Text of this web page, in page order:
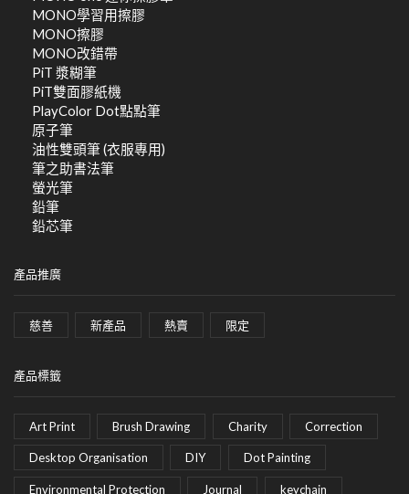
MONO學習用擦膠
MONO擦膠
MONO改錯帶
PiT 漿糊筆
PiT雙面膠紙機
PlayColor Dot點點筆
原子筆
油性雙頭筆 (衣服專用)
筆之助書法筆
螢光筆
鉛筆
鉛芯筆
產品推廣
慈善 新產品 熱賣 限定
產品標籤
Art Print Brush Drawing Charity Correction
Desktop Organisation DIY Dot Painting
Environmental Protection Journal keychain